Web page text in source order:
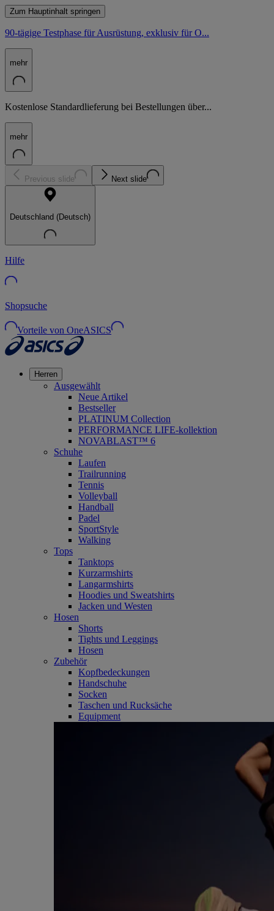
Zum Hauptinhalt springen
90-tägige Testphase für Ausrüstung, exklusiv für O...
mehr
Kostenlose Standardlieferung bei Bestellungen über...
mehr
Previous slide Next slide
Deutschland (Deutsch)
Hilfe
Shopsuche
Vorteile von OneASICS
Herren
Ausgewählt
Neue Artikel
Bestseller
PLATINUM Collection
PERFORMANCE LIFE-kollektion
NOVABLAST™ 6
Schuhe
Laufen
Trailrunning
Tennis
Volleyball
Handball
Padel
SportStyle
Walking
Tops
Tanktops
Kurzarmshirts
Langarmshirts
Hoodies und Sweatshirts
Jacken und Westen
Hosen
Shorts
Tights und Leggings
Hosen
Zubehör
Kopfbedeckungen
Handschuhe
Socken
Taschen und Rucksäche
Equipment